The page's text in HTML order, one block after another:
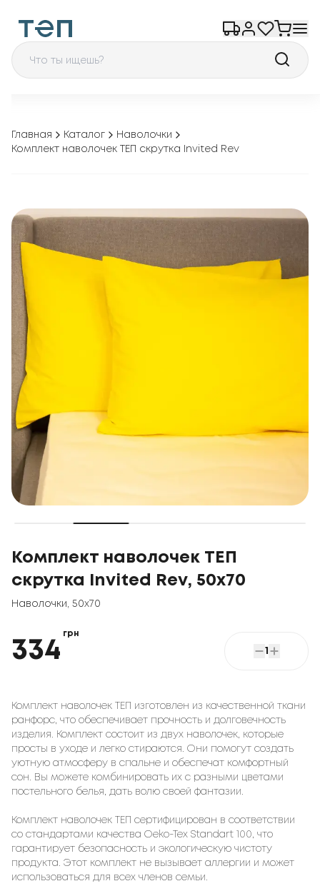
Главная Каталог
Наволочки
Комплект наволочек ТЕП скрутка Invited Rev
Комплект наволочек ТЕП
скрутка Invited Rev, 50x70
Наволочки 50x70
334
грн
1
Комплект наволочек ТЕП изготовлен из качественной ткани
ранфорс, что обеспечивает прочность и долговечность
изделия. Комплект состоит из двух наволочек, которые
просты в уходе и легко стираются. Они помогут создать
уютную атмосферу в спальне и обеспечат комфортный
сон. Вы можете комбинировать их с разными цветами
постельного белья, дать волю своей фантазии.
Комплект наволочек ТЕП сертифицирован в соответствии
со стандартами качества Oeko-Tex Standart 100, что
гарантирует безопасность и экологическую чистоту
продукта. Этот комплект не вызывает аллергии и может
использоваться для всех членов семьи.